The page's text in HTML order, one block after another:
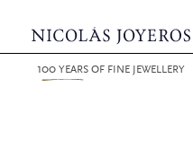
100 YEARS OF FINE JEWELLERY